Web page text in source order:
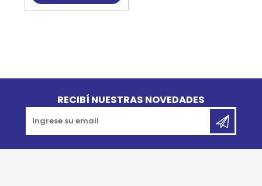
RECIBÍ NUESTRAS NOVEDADES